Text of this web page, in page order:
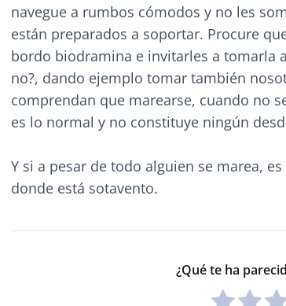
navegue a rumbos cómodos y no les
están preparados a soportar. Procure
bordo biodramina e invitarles a tomarla
no?, dando ejemplo tomar también
comprendan que marearse, cuando no
es lo normal y no constituye ningún
Y si a pesar de todo alguien se marea,
donde está sotavento.
¿Qué te ha